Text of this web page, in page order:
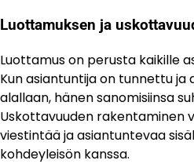
Luottamuksen ja
Luottamus on perusta kaikille
Kun asiantuntija on tunnettu
alallaan, hänen sanomisiinsa
Uskottavuuden rakentaminen
viestintää ja asiantuntevaa
kohdeyleisön kanssa.